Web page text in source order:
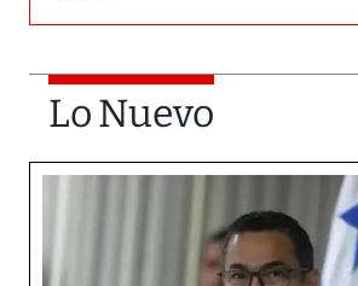
Lo Nuevo